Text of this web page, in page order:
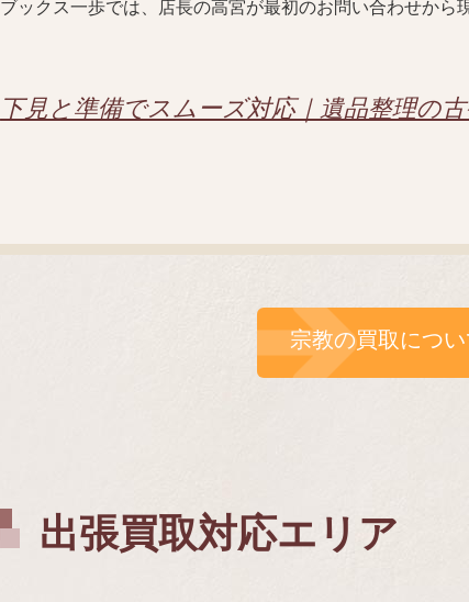
ブックス一歩では、店長の高宮が最初のお問い合わせから
下見と準備でスムーズ対応｜遺品整理の
宗教の買取につい
出張買取対応エリア